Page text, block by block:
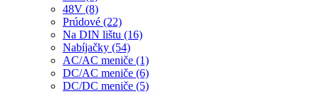
48V (8)
Prúdové (22)
Na DIN lištu (16)
Nabíjačky (54)
AC/AC meniče (1)
DC/AC meniče (6)
DC/DC meniče (5)